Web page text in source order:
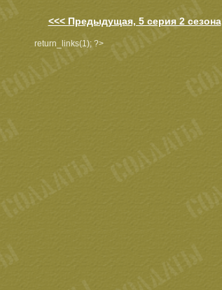
<<< Предыдущая, 5 серия 2 сезона
return_links(1); ?>